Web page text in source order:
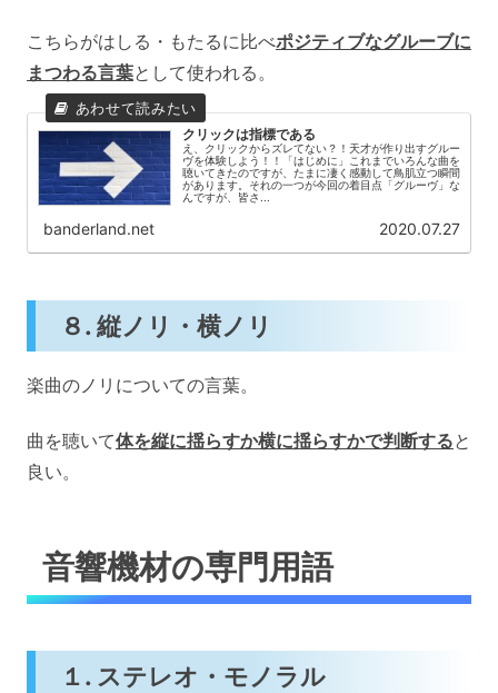
こちらがはしる・もたるに比べポジティブなグルーブに
まつわる言葉として使われる。
クリックは指標である
え、クリックからズレてない？！天才が作り出すグルー
ヴを体験しよう！！「はじめに」これまでいろんな曲を
聴いてきたのですが、たまに凄く感動して鳥肌立つ瞬間
があります。それの一つが今回の着目点「グルーヴ」な
んですが、皆さ...
banderland.net 2020.07.27
８. 縦ノリ・横ノリ
楽曲のノリについての言葉。
曲を聴いて体を縦に揺らすか横に揺らすかで判断すると
良い。
音響機材の専門用語
１. ステレオ・モノラル